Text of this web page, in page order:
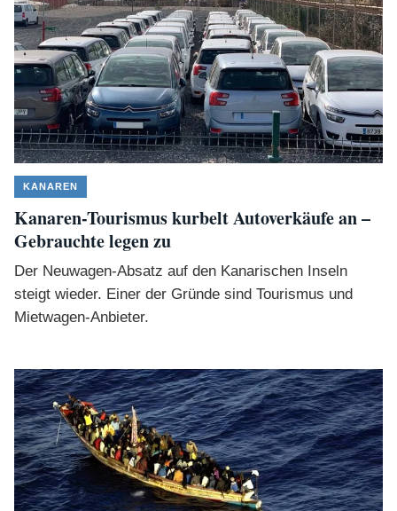
KANAREN
Kanaren-Tourismus kurbelt Autoverkäufe an –
Gebrauchte legen zu
Der Neuwagen-Absatz auf den Kanarischen Inseln
steigt wieder. Einer der Gründe sind Tourismus und
Mietwagen-Anbieter.